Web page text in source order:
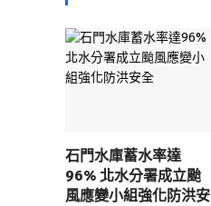
石門水庫蓄水率達
96% 北水分署成立颱
風應變小組強化防洪安